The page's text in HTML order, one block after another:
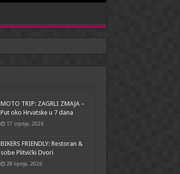
MOTO TRIP: ZAGRLI ZMAJA –
Put oko Hrvatske u 7 dana
17 srpnja, 2026
BIKERS FRIENDLY: Restoran &
sobe Plitvički Dvori
28 lipnja, 2026